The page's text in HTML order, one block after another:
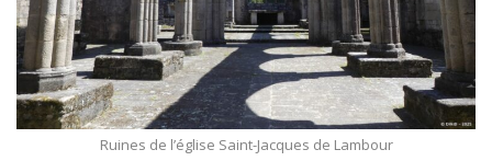
Ruines de l’église Saint-Jacques de Lambour